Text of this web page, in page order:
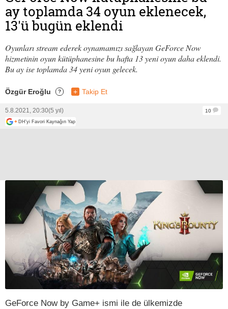
ay toplamda 34 oyun eklenecek,
13'ü bugün eklendi
Oyunları stream ederek oynamamızı sağlayan GeForce Now
hizmetinin oyun kütüphanesine bu hafta 13 yeni oyun daha eklendi.
Bu ay ise toplamda 34 yeni oyun gelecek.
Özgür Eroğlu ? + Takip Et
5.8.2021, 20:30(5 yıl)
10
+ DH'yi Favori Kaynağın Yap
GeForce Now by Game+ ismi ile de ülkemizde